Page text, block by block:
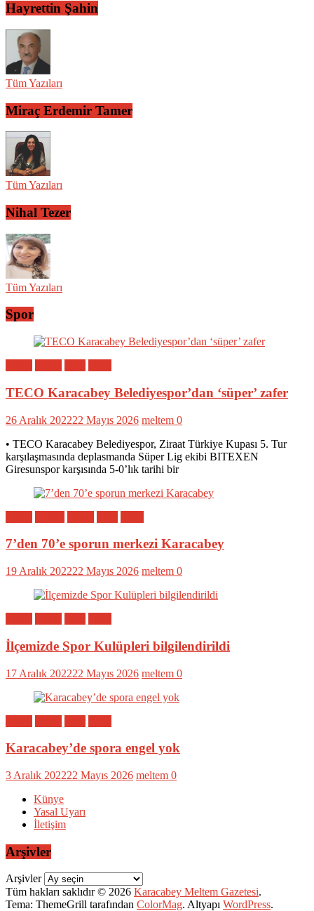
Hayrettin Şahin
Tüm Yazıları
Miraç Erdemir Tamer
Tüm Yazıları
Nihal Tezer
Tüm Yazıları
Spor
TECO Karacabey Belediyespor’dan ‘süper’ zafer
26 Aralık 202222 Mayıs 2026 meltem 0
• TECO Karacabey Belediyespor, Ziraat Türkiye Kupası 5. Tur
karşılaşmasında deplasmanda Süper Lig ekibi BITEXEN
Giresunspor karşısında 5-0’lık tarihi bir
7’den 70’e sporun merkezi Karacabey
19 Aralık 202222 Mayıs 2026 meltem 0
İlçemizde Spor Kulüpleri bilgilendirildi
17 Aralık 202222 Mayıs 2026 meltem 0
Karacabey’de spora engel yok
3 Aralık 202222 Mayıs 2026 meltem 0
Künye
Yasal Uyarı
İletişim
Arşivler
Arşivler
Tüm hakları saklıdır © 2026 Karacabey Meltem Gazetesi.
Tema: ThemeGrill tarafından ColorMag. Altyapı WordPress.